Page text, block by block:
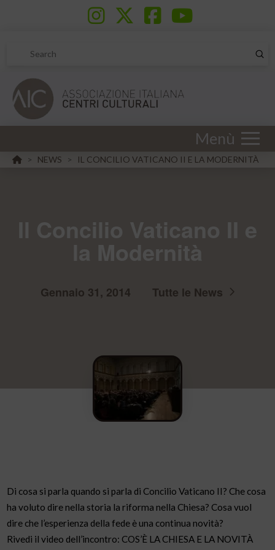
Search
Menù
HOME
> NEWS > IL CONCILIO VATICANO II E LA MODERNITÀ
Gennaio 31, 2014 Tutte le News
Di cosa si parla quando si parla di Concilio Vaticano II? Che cosa
ha voluto dire nella storia la riforma nella Chiesa? Cosa vuol
dire che l’esperienza della fede è una continua novità?
Rivedi il video dell’incontro: COS’È LA CHIESA E LA NOVITÀ